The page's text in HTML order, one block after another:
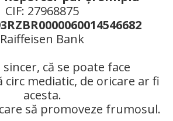
CIF: 27968875
Raiffeisen Bank
sincer, că se poate face
mediatic, de oricare ar fi
acesta.
să promoveze frumosul.